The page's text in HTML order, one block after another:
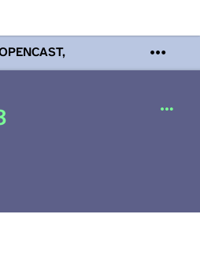
Mi 19. August